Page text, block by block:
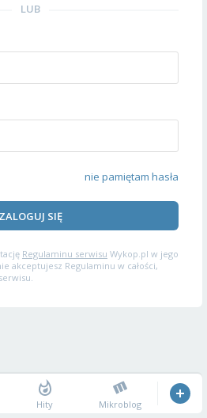
LUB
nie pamiętam hasła
ZALOGUJ SIĘ
Regulaminu serwisu Wykop.pl w jego
akceptujesz Regulaminu w całości,
Hity Mikroblog